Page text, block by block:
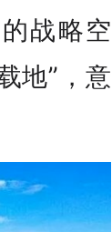
战略空
地”，意